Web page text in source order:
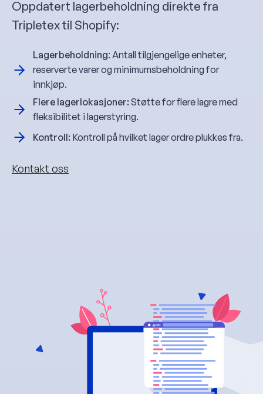
Oppdatert lagerbeholdning direkte fra
Tripletex til Shopify:
Lagerbeholdning: Antall tilgjengelige enheter,
reserverte varer og minimumsbeholdning for
innkjøp.
Flere lagerlokasjoner: Støtte for flere lagre med
fleksibilitet i lagerstyring.
Kontroll: Kontroll på hvilket lager ordre plukkes fra.
Kontakt oss